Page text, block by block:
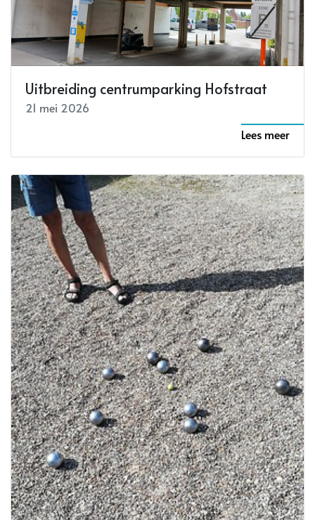
Uitbreiding centrumparking Hofstraat
21 mei 2026
Lees meer